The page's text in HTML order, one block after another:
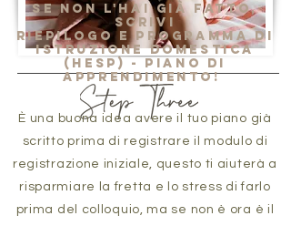
Se non l'hai già fatto,
scrivi
Riepilogo e programma di
istruzione domestica
(HESP) - piano di
apprendimento!
È una buona idea avere il tuo piano già
scritto prima di registrare il modulo di
registrazione iniziale, questo ti aiuterà a
risparmiare la fretta e lo stress di farlo
prima del colloquio, ma se non è ora è il